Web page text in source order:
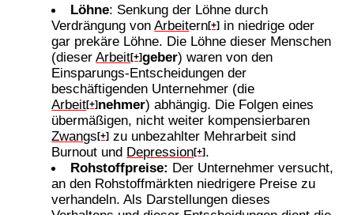
Löhne: Senkung der Löhne durch
Verdrängung vonArbeitern[+] in niedrige oder
gar prekäre Löhne. Die Löhne dieser Menschen
(dieserArbeit[+]geber) waren von den
Einsparungs-Entscheidungen der
beschäftigenden Unternehmer (die
Arbeit[+]nehmer) abhängig. Die Folgen eines
übermäßigen, nicht weiter kompensierbaren
Zwangs[+] zu unbezahlter Mehrarbeit sind
Burnout und Depression[+].
Rohstoffpreise: Der Unternehmer versucht,
an den Rohstoffmärkten niedrigere Preise zu
verhandeln. Als Darstellungen dieses